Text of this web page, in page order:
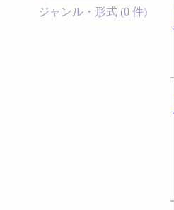
ジャンル・形式 (0 件)